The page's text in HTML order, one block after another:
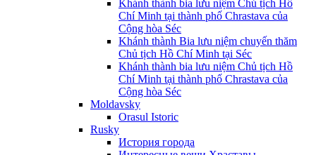
Khánh thành bia lưu niệm Chủ tịch Hồ
Chí Minh tại thành phố Chrastava của
Cộng hòa Séc
Khánh thành Bia lưu niệm chuyến thăm
Chủ tịch Hồ Chí Minh tại Séc
Khánh thành bia lưu niệm Chủ tịch Hồ
Chí Minh tại thành phố Chrastava của
Cộng hòa Séc
Moldavsky
Orasul Istoric
Rusky
История города